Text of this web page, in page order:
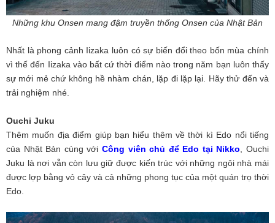
Những khu Onsen mang đậm truyền thống Onsen của Nhật Bản
Nhất là phong cảnh Iizaka luôn có sự biến đổi theo bốn mùa chính
vì thế đến Iizaka vào bất cứ thời điểm nào trong năm bạn luôn thấy
sự mới mẻ chứ không hề nhàm chán, lặp đi lặp lại. Hãy thử đến và
trải nghiệm nhé.
Ouchi Juku
Thêm muốn địa điểm giúp bạn hiểu thêm về thời kì Edo nổi tiếng
của Nhật Bản cùng với Công viên chủ để Edo tại Nikko , Ouchi
Juku là nơi vẫn còn lưu giữ được kiến trúc với những ngôi nhà mái
được lợp bằng vỏ cây và cả những phong tục của một quán trọ thời
Edo.